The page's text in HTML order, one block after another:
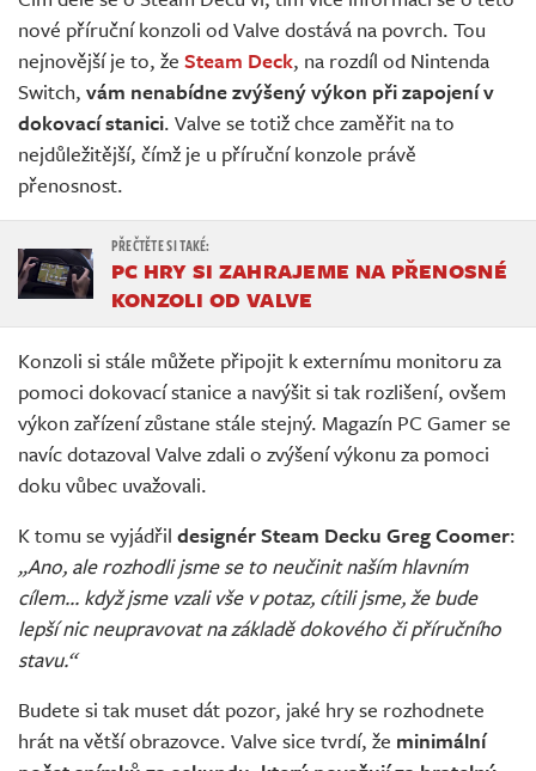
Živě
nové příruční konzoli od Valve dostává na povrch. Tou
nejnovější je to, že Steam Deck, na rozdíl od Nintenda
Switch, vám nenabídne zvýšený výkon při zapojení v
dokovací stanici. Valve se totiž chce zaměřit na to
nejdůležitější, čímž je u příruční konzole právě
přenosnost.
PC HRY SI ZAHRAJEME NA PŘENOSNÉ
KONZOLI OD VALVE
Konzoli si stále můžete připojit k externímu monitoru za
pomoci dokovací stanice a navýšit si tak rozlišení, ovšem
výkon zařízení zůstane stále stejný. Magazín PC Gamer se
navíc dotazoval Valve zdali o zvýšení výkonu za pomoci
doku vůbec uvažovali.
K tomu se vyjádřil designér Steam Decku Greg Coomer:
„Ano, ale rozhodli jsme se to neučinit naším hlavním
cílem... když jsme vzali vše v potaz, cítili jsme, že bude
lepší nic neupravovat na základě dokového či příručního
stavu.“
Budete si tak muset dát pozor, jaké hry se rozhodnete
hrát na větší obrazovce. Valve sice tvrdí, že minimální